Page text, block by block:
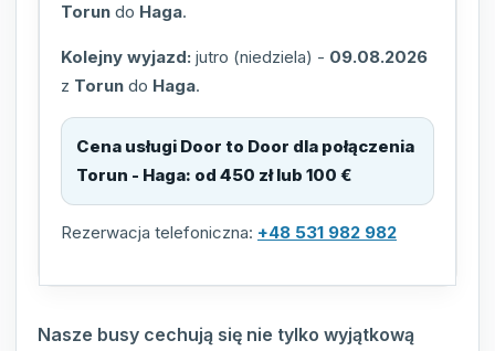
Torun do Haga.
Kolejny wyjazd: jutro (niedziela) - 09.08.2026
z Torun do Haga.
Cena usługi Door to Door dla połączenia
Torun - Haga: od 450 zł lub 100 €
Rezerwacja telefoniczna: +48 531 982 982
Nasze busy cechują się nie tylko wyjątkową